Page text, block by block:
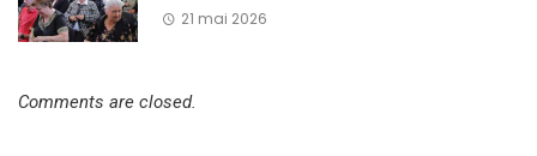
21 mai 2026
Comments are closed.